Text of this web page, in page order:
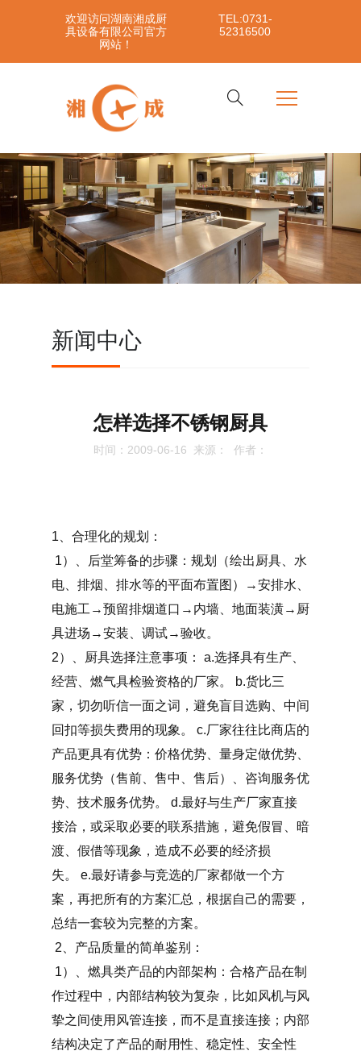
欢迎访问湖南湘成厨
具设备有限公司官方
网站！
TEL:0731-
52316500
新闻中心
怎样选择不锈钢厨具
时间：2009-06-16 来源： 作者：
1、合理化的规划：
1）、后堂筹备的步骤：规划（绘出厨具、水
电、排烟、排水等的平面布置图）→安排水、
电施工→预留排烟道口→内墙、地面装潢→厨
具进场→安装、调试→验收。
2）、厨具选择注意事项： a.选择具有生产、
经营、燃气具检验资格的厂家。 b.货比三
家，切勿听信一面之词，避免盲目选购、中间
回扣等损失费用的现象。 c.厂家往往比商店的
产品更具有优势：价格优势、量身定做优势、
服务优势（售前、售中、售后）、咨询服务优
势、技术服务优势。 d.最好与生产厂家直接
接洽，或采取必要的联系措施，避免假冒、暗
渡、假借等现象，造成不必要的经济损
失。 e.最好请参与竞选的厂家都做一个方
案，再把所有的方案汇总，根据自己的需要，
总结一套较为完整的方案。
2、产品质量的简单鉴别：
1）、燃具类产品的内部架构：合格产品在制
作过程中，内部结构较为复杂，比如风机与风
挚之间使用风管连接，而不是直接连接；内部
结构决定了产品的耐用性、稳定性、安全性